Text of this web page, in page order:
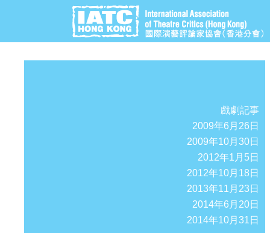
戲劇記事
2009年6月26日
2009年10月30日
2012年1月5日
2012年10月18日
2013年11月23日
2014年6月20日
2014年10月31日